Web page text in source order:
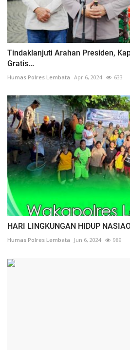
Tindaklanjuti Arahan Presiden,
Gratis...
Humas Polres Lembata Apr 6, 2024 633
HARI LINGKUNGAN HIDUP
Humas Polres Lembata Jun 6, 2024 989